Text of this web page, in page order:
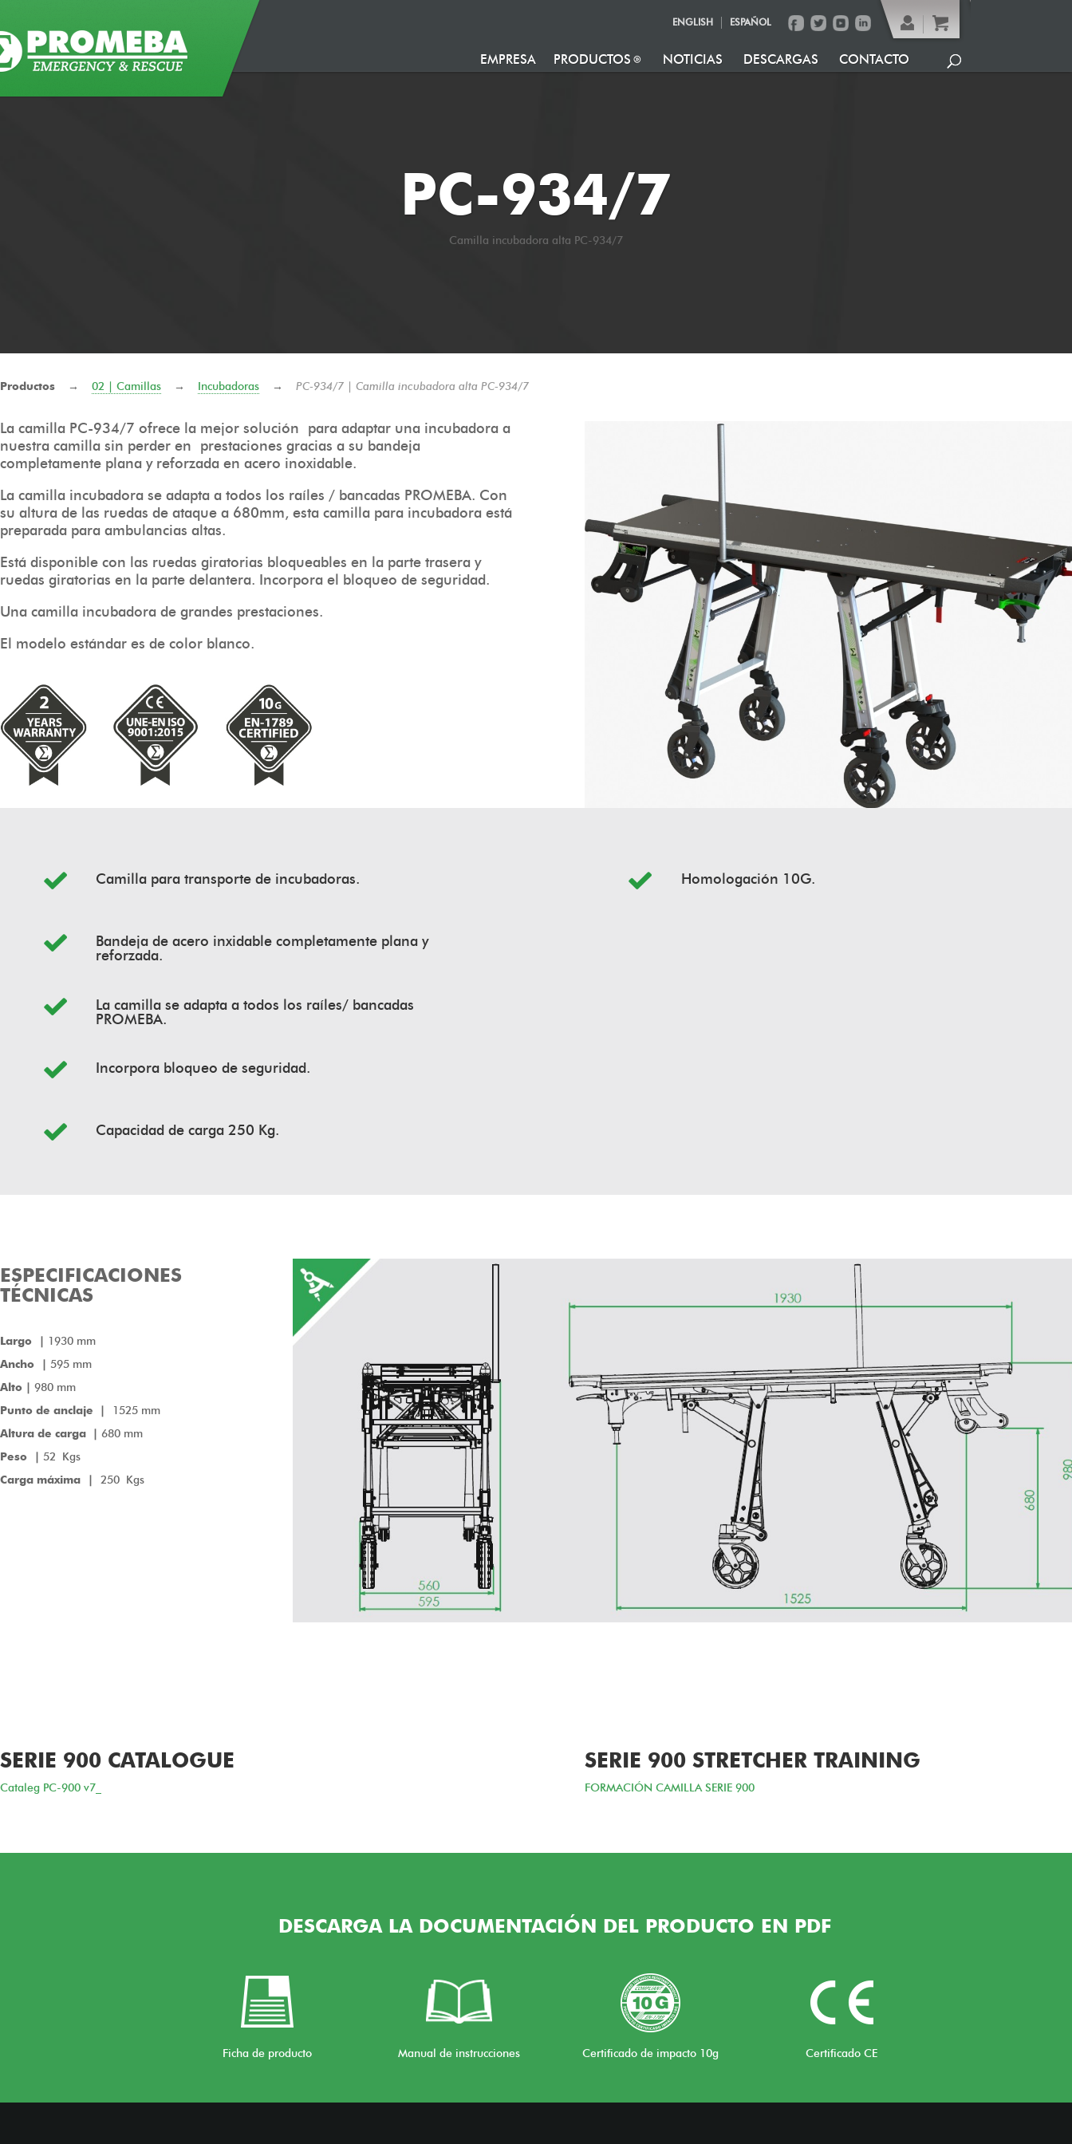
ENGLISH ESPAÑOL
EMPRESA PRODUCTOS NOTICIAS DESCARGAS CONTACTO
PC-934/7
Camilla incubadora alta PC-934/7
Productos → 02 | Camillas → Incubadoras → PC-934/7 | Camilla incubadora alta PC-934/7
La camilla PC-934/7 ofrece la mejor solución para adaptar una incubadora a
nuestra camilla sin perder en prestaciones gracias a su bandeja
completamente plana y reforzada en acero inoxidable.
La camilla incubadora se adapta a todos los raíles / bancadas PROMEBA. Con
su altura de las ruedas de ataque a 680mm, esta camilla para incubadora está
preparada para ambulancias altas.
Está disponible con las ruedas giratorias bloqueables en la parte trasera y
ruedas giratorias en la parte delantera. Incorpora el bloqueo de seguridad.
Una camilla incubadora de grandes prestaciones.
El modelo estándar es de color blanco.
Camilla para transporte de incubadoras.
Bandeja de acero inxidable completamente plana y
reforzada.
La camilla se adapta a todos los raíles/ bancadas
PROMEBA.
Incorpora bloqueo de seguridad.
Capacidad de carga 250 Kg.
Homologación 10G.
ESPECIFICACIONES
TÉCNICAS
Largo | 1930 mm
Ancho | 595 mm
Alto | 980 mm
Punto de anclaje
|
1525 mm
Altura de carga
| 680 mm
Peso | 52 Kgs
Carga máxima | 250 Kgs
SERIE 900 CATALOGUE
Cataleg PC-900 v7_
SERIE 900 STRETCHER TRAINING
FORMACIÓN CAMILLA SERIE 900
DESCARGA LA DOCUMENTACIÓN DEL PRODUCTO EN PDF
Ficha de producto Manual de instrucciones Certificado de impacto 10g Certificado CE